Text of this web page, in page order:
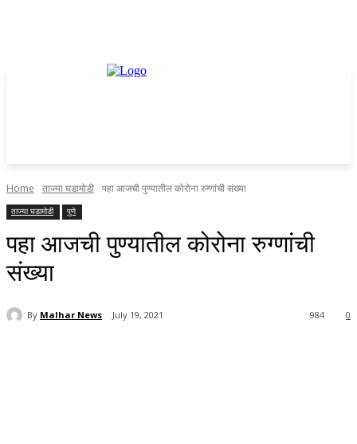
Home ताज्या घडामोडी पहा आजची पुण्यातील कोरोना रुग्णांची संख्या
ताज्या घडामोडी पुणे
पहा आजची पुण्यातील कोरोना रुग्णांची
संख्या
By Malhar News July 19, 2021 0
984